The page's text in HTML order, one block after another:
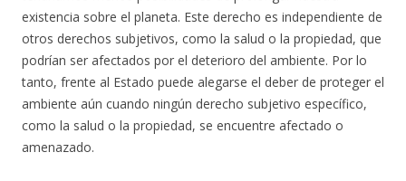
existencia sobre el planeta. Este derecho es independiente de
otros derechos subjetivos, como la salud o la propiedad, que
podrían ser afectados por el deterioro del ambiente. Por lo
tanto, frente al Estado puede alegarse el deber de proteger el
ambiente aún cuando ningún derecho subjetivo específico,
como la salud o la propiedad, se encuentre afectado o
amenazado.